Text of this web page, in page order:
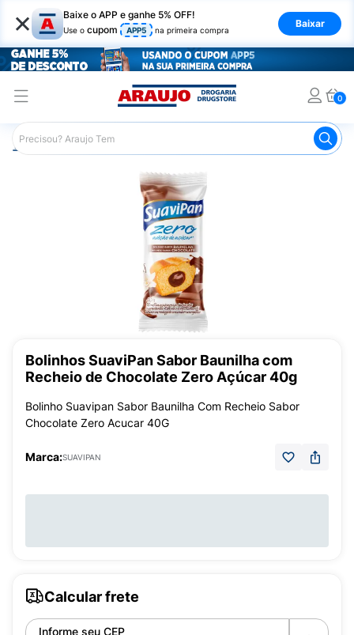
× Baixe o APP e ganhe 5% OFF!
Use o cupom APP5 na primeira compra
Baixar
0
Araujo Nutrição Saudável Bolo Diet
Bolinhos SuaviPan Sabor Baunilha com
Recheio de Chocolate Zero Açúcar 40g
Bolinho Suavipan Sabor Baunilha Com Recheio Sabor
Chocolate Zero Acucar 40G
Marca:SUAVIPAN
Calcular frete
Informe seu CEP